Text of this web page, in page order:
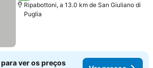
Ripabottoni, a 13.0 km de San Giuliano di
Puglia
ver os preços